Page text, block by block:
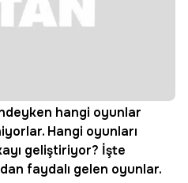
hangi oyunlar
Hangi oyunları
geliştiriyor? İşte
faydalı gelen oyunlar.